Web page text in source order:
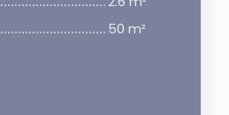
50 m²